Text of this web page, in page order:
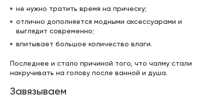
не нужно тратить время на прическу;
отлично дополняется модными аксессуарами и
выглядит современно;
впитывает большое количество влаги.
Последнее и стало причиной того, что чалму стали
накручивать на голову после ванной и душа.
Завязываем